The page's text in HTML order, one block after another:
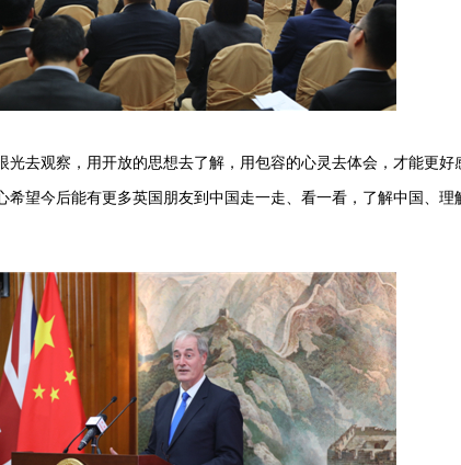
观察，用开放的思想去了解，用包容的心灵去体会，才能更好
望今后能有更多英国朋友到中国走一走、看一看，了解中国、